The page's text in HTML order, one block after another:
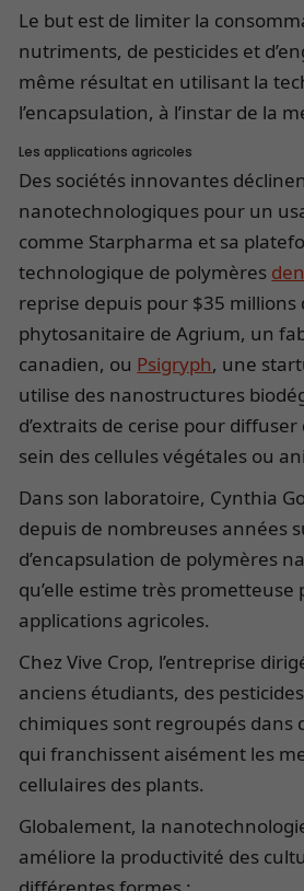
Le but est de limiter la
nutriments, de pesticides et
même résultat en utilisant la
l’encapsulation, à l’instar de la
Les applications agricoles
Des sociétés innovantes
nanotechnologiques pour un
comme Starpharma et sa
technologique de polymères
reprise depuis pour $35 millions
phytosanitaire de Agrium, un
canadien, ou Psigryph, une
utilise des nanostructures
d’extraits de cerise pour diffuser
sein des cellules végétales ou
Dans son laboratoire, Cynthia
depuis de nombreuses années
d’encapsulation de polymères
qu’elle estime très prometteuse
applications agricoles.
Chez Vive Crop, l’entreprise
anciens étudiants, des
chimiques sont regroupés dans
qui franchissent aisément les
cellulaires des plants.
Globalement, la
améliore la productivité des